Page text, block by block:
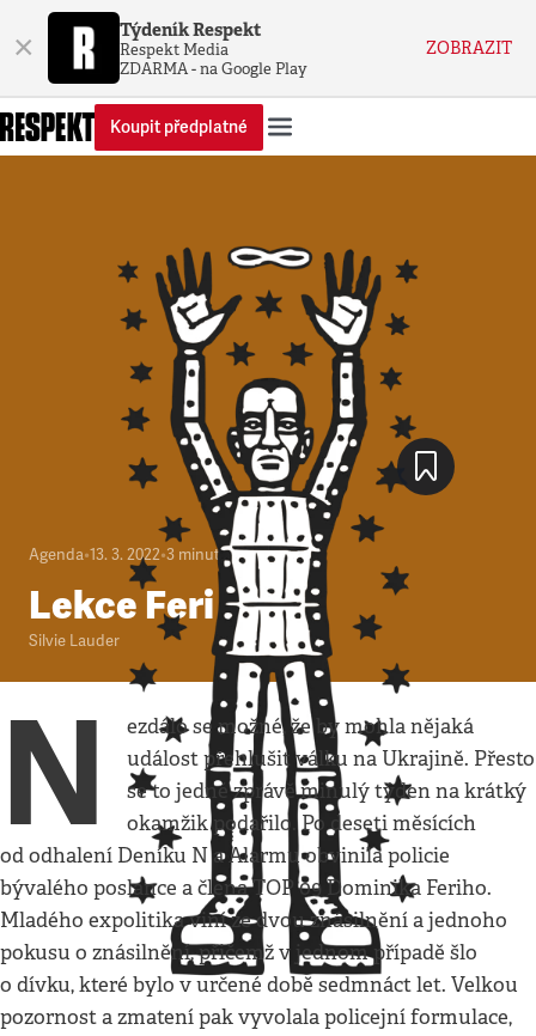
× Týdeník Respekt
Respekt Media
ZDARMA - na Google Play
ZOBRAZIT
Koupit předplatné
Agenda•13. 3. 2022•3 minuty
Lekce Feri
Silvie Lauder
N
ezdálo se možné, že by mohla nějaká
událost přehlušit válku na Ukrajině. Přesto
se to jedné zprávě minulý týden na krátký
okamžik podařilo. Po deseti měsících
od odhalení Deníku N a Alarmu obvinila policie
bývalého poslance a člena TOP 09 Dominika Feriho.
Mladého expolitika viní ze dvou znásilnění a jednoho
pokusu o znásilnění, přičemž v jednom případě šlo
o dívku, které bylo v určené době sedmnáct let. Velkou
pozornost a zmatení pak vyvolala policejní formulace,